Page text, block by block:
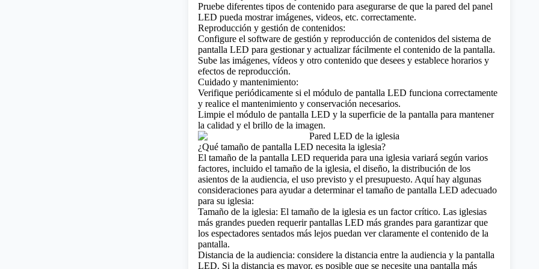
Pruebe diferentes tipos de contenido para asegurarse de que la pared del panel
LED pueda mostrar imágenes, videos, etc. correctamente.
Reproducción y gestión de contenidos:
Configure el software de gestión y reproducción de contenidos del sistema de
pantalla LED para gestionar y actualizar fácilmente el contenido de la pantalla.
Sube las imágenes, vídeos y otro contenido que desees y establece horarios y
efectos de reproducción.
Cuidado y mantenimiento:
Verifique periódicamente si el módulo de pantalla LED funciona correctamente
y realice el mantenimiento y conservación necesarios.
Limpie el módulo de pantalla LED y la superficie de la pantalla para mantener
la calidad y el brillo de la imagen.
¿Qué tamaño de pantalla LED necesita la iglesia?
El tamaño de la pantalla LED requerida para una iglesia variará según varios
factores, incluido el tamaño de la iglesia, el diseño, la distribución de los
asientos de la audiencia, el uso previsto y el presupuesto. Aquí hay algunas
consideraciones para ayudar a determinar el tamaño de pantalla LED adecuado
para su iglesia:
Tamaño de la iglesia: El tamaño de la iglesia es un factor crítico. Las iglesias
más grandes pueden requerir pantallas LED más grandes para garantizar que
los espectadores sentados más lejos puedan ver claramente el contenido de la
pantalla.
Distancia de la audiencia: considere la distancia entre la audiencia y la pantalla
LED. Si la distancia es mayor, es posible que se necesite una pantalla más